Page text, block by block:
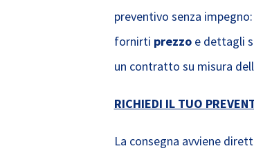
preventivo senza
fornirti prezzo e dettagli
un contratto su misura
RICHIEDI IL TUO
La consegna avviene